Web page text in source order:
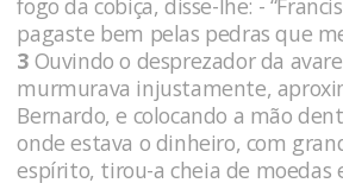
pagaste bem pelas pedras que
3 Ouvindo o desprezador da
murmurava injustamente,
Bernardo, e colocando a mão
onde estava o dinheiro, com
espírito, tirou-a cheia de moedas